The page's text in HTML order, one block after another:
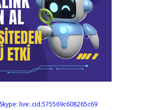
Skype: live:.cid.575569c608265c69